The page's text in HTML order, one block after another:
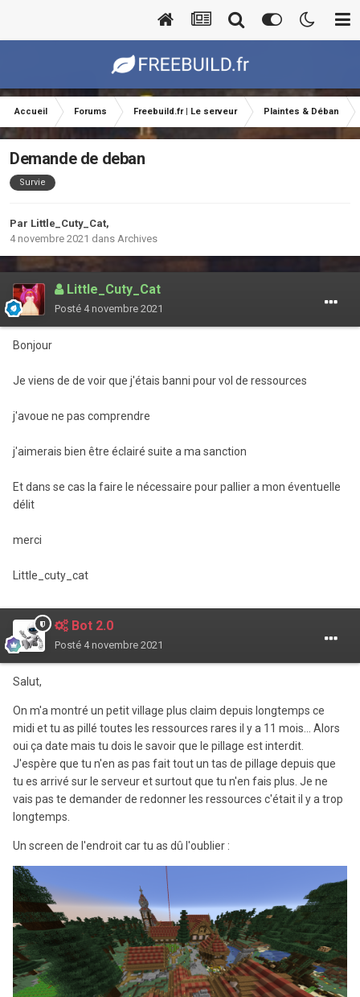
Accueil Forums Freebuild.fr | Le serveur Plaintes & Déban
Demande de deban
Survie
Par Little_Cuty_Cat,
4 novembre 2021 dans Archives
Little_Cuty_Cat
Posté 4 novembre 2021
Bonjour
Je viens de de voir que j'étais banni pour vol de ressources
j'avoue ne pas comprendre
j'aimerais bien être éclairé suite a ma sanction
Et dans se cas la faire le nécessaire pour pallier a mon éventuelle
délit
merci
Little_cuty_cat
Bot 2.0
Posté 4 novembre 2021
Salut,
On m'a montré un petit village plus claim depuis longtemps ce
midi et tu as pillé toutes les ressources rares il y a 11 mois... Alors
oui ça date mais tu dois le savoir que le pillage est interdit.
J'espère que tu n'en as pas fait tout un tas de pillage depuis que
tu es arrivé sur le serveur et surtout que tu n'en fais plus. Je ne
vais pas te demander de redonner les ressources c'était il y a trop
longtemps.
Un screen de l'endroit car tu as dû l'oublier :